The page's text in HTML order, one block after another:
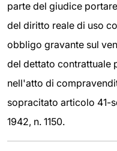
parte del giudice
del diritto reale di uso
obbligo gravante sul
del dettato contrattuale
nell'atto di
sopracitato articolo 41-
1942, n. 1150.